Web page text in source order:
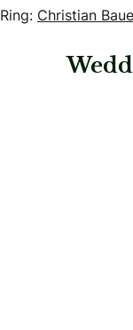
Ring: Christian